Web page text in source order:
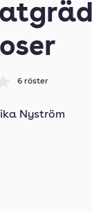
6 röster
Nyström